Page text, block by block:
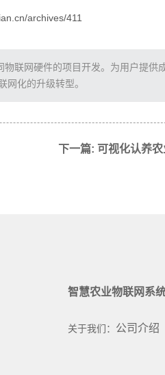
archives/411
联网硬件的项目开发。为用户提供
网化的升级转型。
智慧农业物联网系
关于我们： 公司介绍